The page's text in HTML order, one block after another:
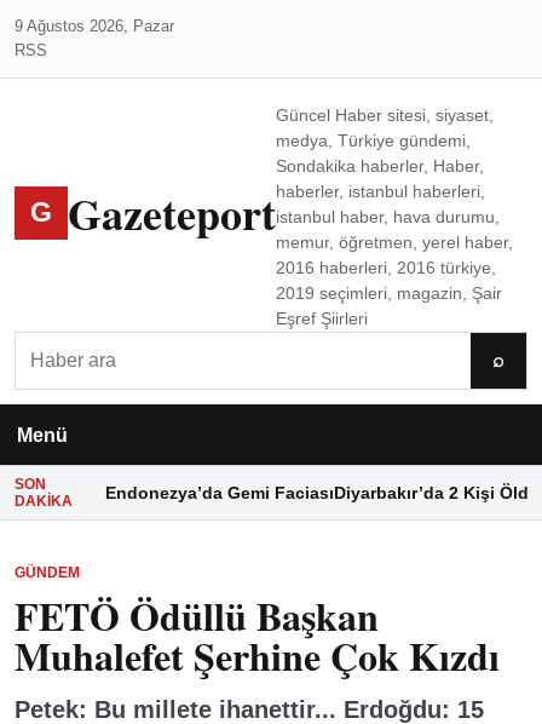
9 Ağustos 2026, Pazar
RSS
G Gazeteport
Güncel Haber sitesi, siyaset,
medya, Türkiye gündemi,
Sondakika haberler, Haber,
haberler, istanbul haberleri,
istanbul haber, hava durumu,
memur, öğretmen, yerel haber,
2016 haberleri, 2016 türkiye,
2019 seçimleri, magazin, Şair
Eşref Şiirleri
⌕
Menü
SON
DAKIKA
Endonezya’da Gemi FaciasıDiyarbakır’da 2 Kişi Öldü
GÜNDEM
FETÖ Ödüllü Başkan
Muhalefet Şerhine Çok Kızdı
Petek: Bu millete ihanettir... Erdoğdu: 15